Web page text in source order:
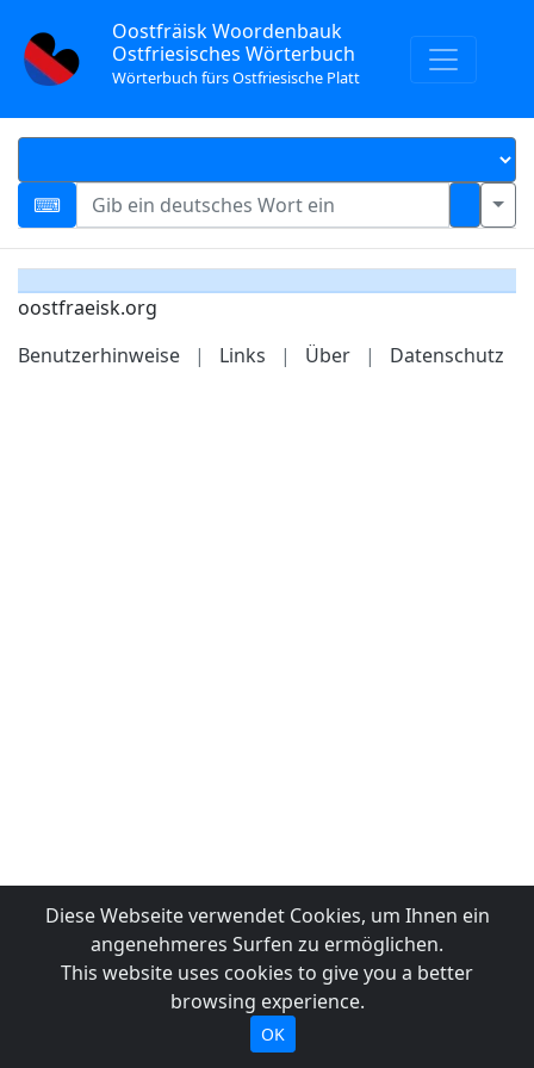
Oostfräisk Woordenbauk
Ostfriesisches Wörterbuch
Wörterbuch fürs Ostfriesische Platt
oostfraeisk.org
Benutzerhinweise
| Links | Über | Datenschutz
Diese Webseite verwendet Cookies, um Ihnen ein
angenehmeres Surfen zu ermöglichen.
This website uses cookies to give you a better
browsing experience.
OK